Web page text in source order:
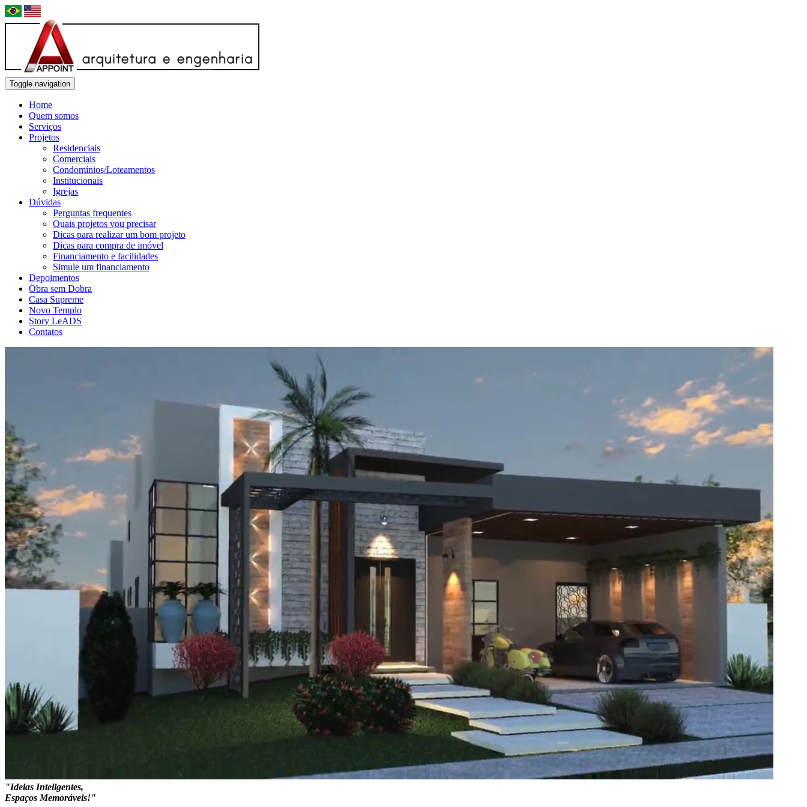
Toggle navigation
Home
Quem somos
Serviços
Projetos
Residenciais
Comerciais
Condomínios/Loteamentos
Institucionais
Igrejas
Dúvidas
Perguntas frequentes
Quais projetos vou precisar
Dicas para realizar um bom projeto
Dicas para compra de imóvel
Financiamento e facilidades
Simule um financiamento
Depoimentos
Obra sem Dobra
Casa Supreme
Novo Templo
Story LeADS
Contatos
"Ideias Inteligentes,
Espaços Memoráveis!"